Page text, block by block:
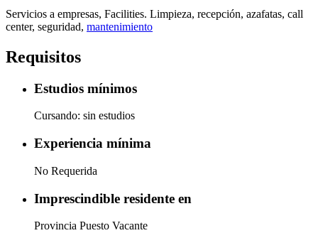
Servicios a empresas, Facilities. Limpieza, recepción, azafatas, call
center, seguridad, mantenimiento
Requisitos
Estudios mínimos
Cursando: sin estudios
Experiencia mínima
No Requerida
Imprescindible residente en
Provincia Puesto Vacante